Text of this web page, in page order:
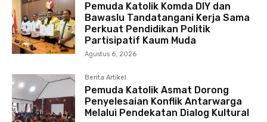
Pemuda Katolik Komda DIY dan
Bawaslu Tandatangani Kerja Sama
Perkuat Pendidikan Politik
Partisipatif Kaum Muda
Agustus 6, 2026
Berita Artikel
Pemuda Katolik Asmat Dorong
Penyelesaian Konflik Antarwarga
Melalui Pendekatan Dialog Kultural